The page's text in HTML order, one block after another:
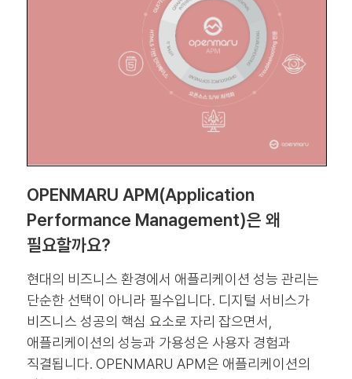
OPENMARU APM(Application
Performance Management)은 왜
필요할까요?
현대의 비즈니스 환경에서 애플리케이션 성능 관리는
단순한 선택이 아니라 필수입니다. 디지털 서비스가
비즈니스 성공의 핵심 요소로 자리 잡으면서,
애플리케이션의 성능과 가용성은 사용자 경험과
직결됩니다. OPENMARU APM은 애플리케이션의